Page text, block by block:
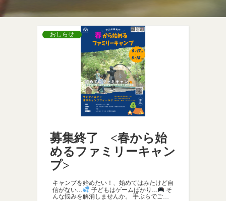
おしらせ
募集終了 <春から始
めるファミリーキャン
プ>
キャンプを始めたい！、始めてはみたけど自
信がない…
子どもはゲームばかり…
そ
んな悩みを解消しませんか。 手ぶらでご参